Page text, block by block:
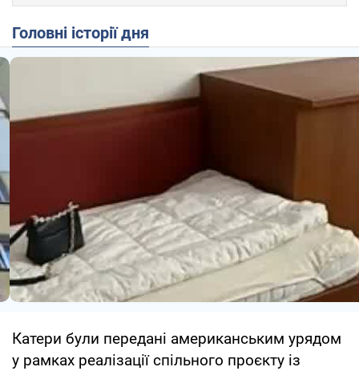
Головні історії дня
Катери були передані американським урядом
у рамках реалізації спільного проєкту із